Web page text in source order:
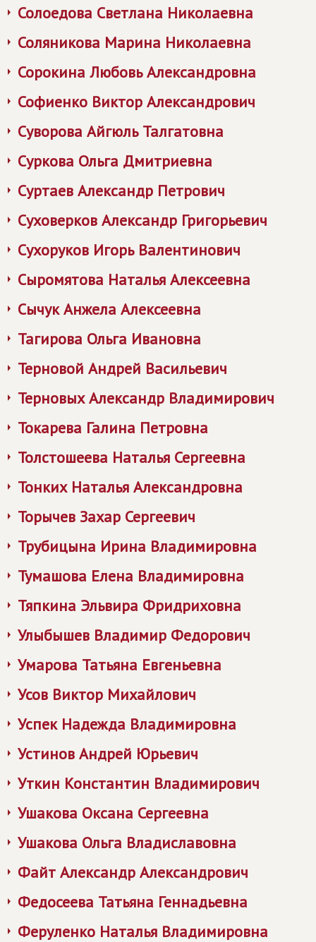
Солоедова Светлана Николаевна
Соляникова Марина Николаевна
Сорокина Любовь Александровна
Софиенко Виктор Александрович
Суворова Айгюль Талгатовна
Суркова Ольга Дмитриевна
Суртаев Александр Петрович
Суховерков Александр Григорьевич
Сухоруков Игорь Валентинович
Сыромятова Наталья Алексеевна
Сычук Анжела Алексеевна
Тагирова Ольга Ивановна
Терновой Андрей Васильевич
Терновых Александр Владимирович
Токарева Галина Петровна
Толстошеева Наталья Сергеевна
Тонких Наталья Александровна
Торычев Захар Сергеевич
Трубицына Ирина Владимировна
Тумашова Елена Владимировна
Тяпкина Эльвира Фридриховна
Улыбышев Владимир Федорович
Умарова Татьяна Евгеньевна
Усов Виктор Михайлович
Успек Надежда Владимировна
Устинов Андрей Юрьевич
Уткин Константин Владимирович
Ушакова Оксана Сергеевна
Ушакова Ольга Владиславовна
Файт Александр Александрович
Федосеева Татьяна Геннадьевна
Феруленко Наталья Владимировна